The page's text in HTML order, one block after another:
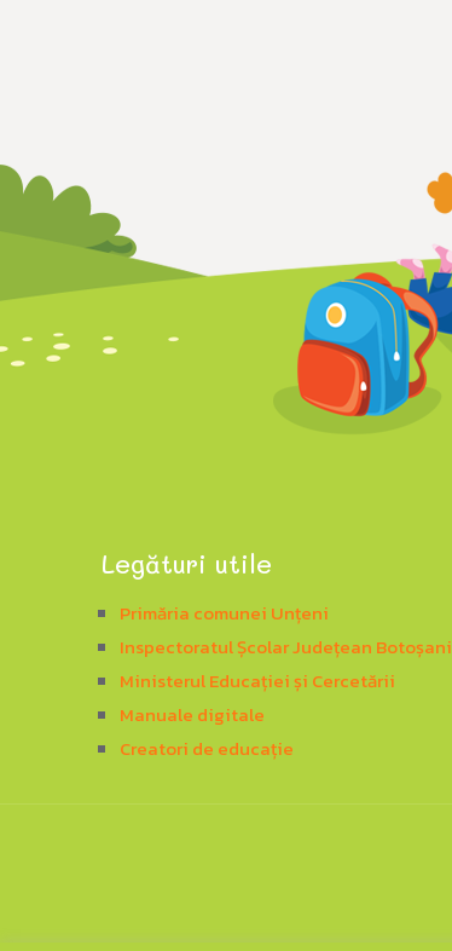
Legături utile
Primăria comunei Unțeni
Inspectoratul Școlar Județean Botoșani
Ministerul Educației și Cercetării
Manuale digitale
Creatori de educație